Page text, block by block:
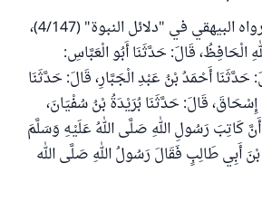
هذا الخبر بهذا اللفظ رواه البيهقي في "دلائل النبوة" (4/147)،
الْحَافِظُ، قَالَ: حَدَّثَنَا أَبُو الْعَبَّاسِ:
أَحْمَدُ بْنُ عَبْدِ الْجَبَّارِ، قَالَ: حَدَّثَنَا
قَالَ: حَدَّثَنَا بُرَيْدَةُ بْنُ سُفْيَانَ،
رَسُولِ اللهِ صَلَّى اللهُ عَلَيْهِ وَسَلَّمَ
أَبِي طَالِبٍ فَقَالَ رَسُولُ اللهِ صَلَّى الله